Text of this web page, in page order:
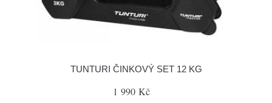
TUNTURI ČINKOVÝ SET 12 KG
1 990 Kč